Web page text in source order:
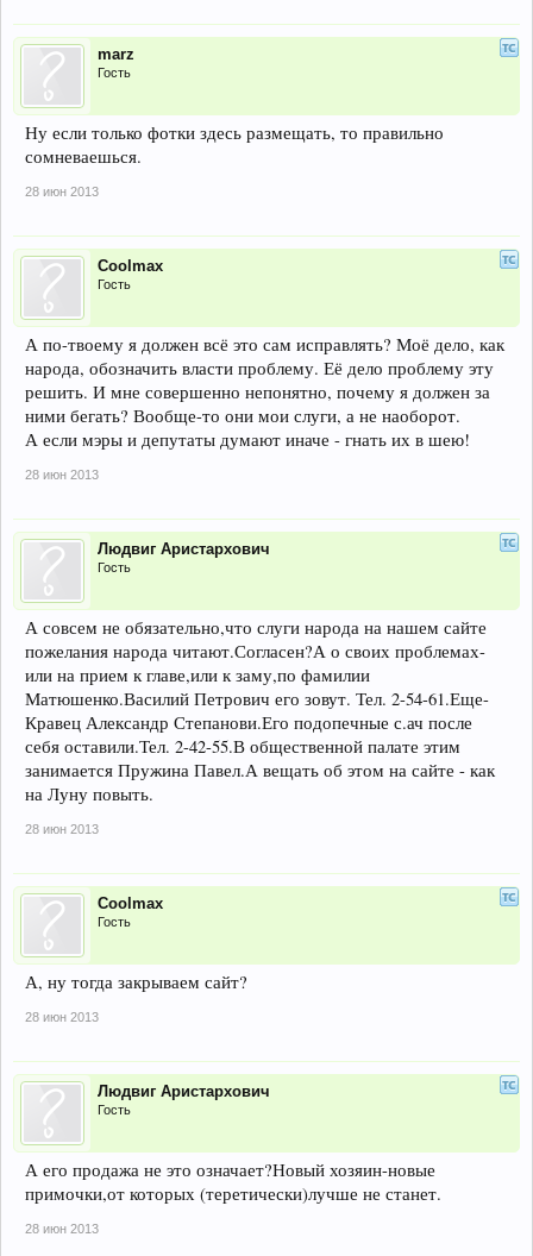
marz
Гость
Ну если только фотки здесь размещать, то правильно
сомневаешься.
28 июн 2013
Coolmax
Гость
А по-твоему я должен всё это сам исправлять? Моё дело, как
народа, обозначить власти проблему. Её дело проблему эту
решить. И мне совершенно непонятно, почему я должен за
ними бегать? Вообще-то они мои слуги, а не наоборот.
А если мэры и депутаты думают иначе - гнать их в шею!
28 июн 2013
Людвиг Аристархович
Гость
А совсем не обязательно,что слуги народа на нашем сайте
пожелания народа читают.Согласен?А о своих проблемах-
или на прием к главе,или к заму,по фамилии
Матюшенко.Василий Петрович его зовут. Тел. 2-54-61.Еще-
Кравец Александр Степанови.Его подопечные с.ач после
себя оставили.Тел. 2-42-55.В общественной палате этим
занимается Пружина Павел.А вещать об этом на сайте - как
на Луну повыть.
28 июн 2013
Coolmax
Гость
А, ну тогда закрываем сайт?
28 июн 2013
Людвиг Аристархович
Гость
А его продажа не это означает?Новый хозяин-новые
примочки,от которых (теретически)лучше не станет.
28 июн 2013